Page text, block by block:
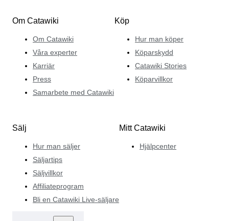
Om Catawiki
Om Catawiki
Våra experter
Karriär
Press
Samarbete med Catawiki
Köp
Hur man köper
Köparskydd
Catawiki Stories
Köparvillkor
Sälj
Hur man säljer
Säljartips
Säljvillkor
Affiliateprogram
Bli en Catawiki Live-säljare
Mitt Catawiki
Hjälpcenter